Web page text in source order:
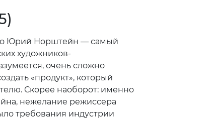
Юрий Норштейн — самый
художников-
очень сложно
«продукт», который
Скорее наоборот: именно
нежелание режиссера
требования индустрии